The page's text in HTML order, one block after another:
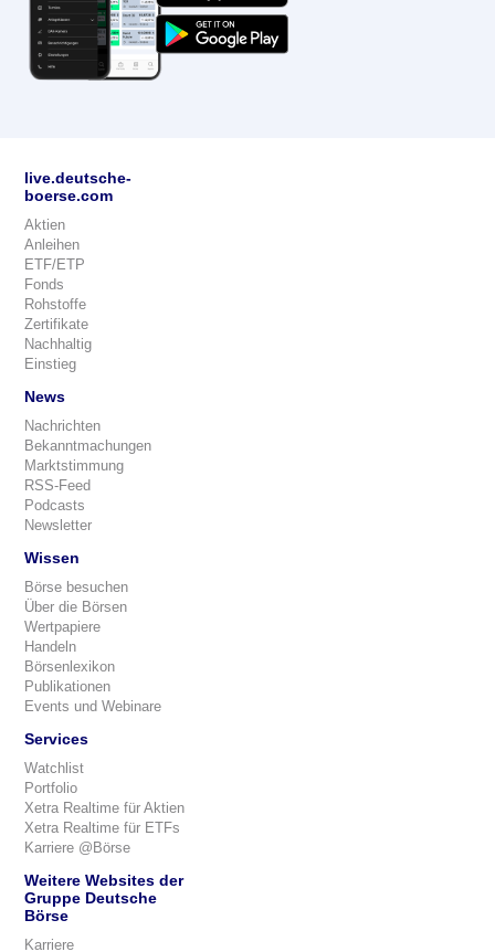
live.deutsche-
boerse.com
Aktien
Anleihen
ETF/ETP
Fonds
Rohstoffe
Zertifikate
Nachhaltig
Einstieg
News
Nachrichten
Bekanntmachungen
Marktstimmung
RSS-Feed
Podcasts
Newsletter
Wissen
Börse besuchen
Über die Börsen
Wertpapiere
Handeln
Börsenlexikon
Publikationen
Events und Webinare
Services
Watchlist
Portfolio
Xetra Realtime für Aktien
Xetra Realtime für ETFs
Karriere @Börse
Weitere Websites der
Gruppe Deutsche
Börse
Karriere